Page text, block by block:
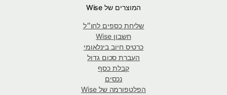
המוצרים של Wise
שליחת כספים לחו״ל
חשבון Wise
כרטיס חיוב בינלאומי
העברת סכום גדול
קבלת כסף
נכסים
הפלטפורמה של Wise